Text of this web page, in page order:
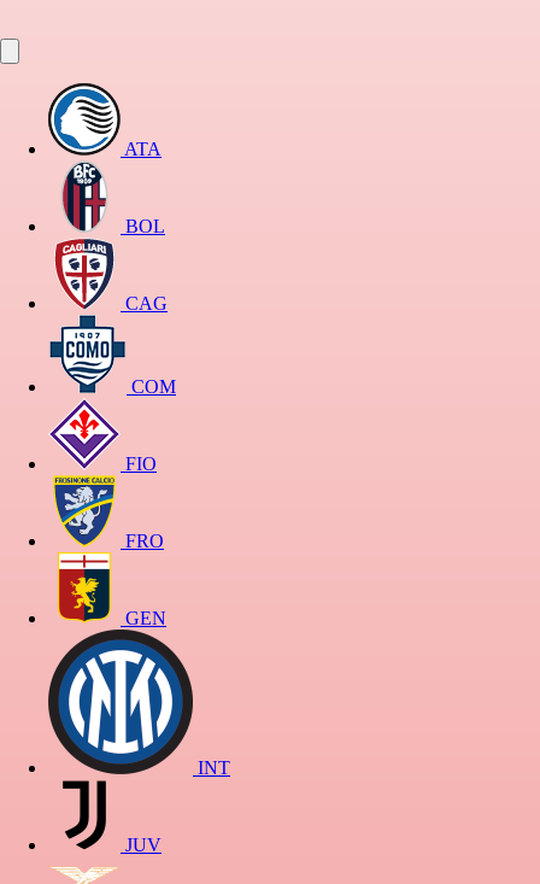
ATA
BOL
CAG
COM
FIO
FRO
GEN
INT
JUV